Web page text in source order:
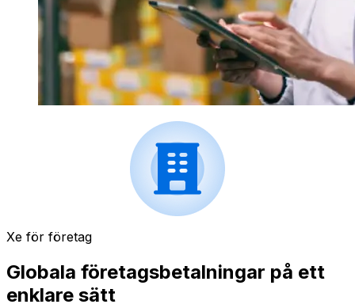
Xe för företag
Globala företagsbetalningar på ett
enklare sätt